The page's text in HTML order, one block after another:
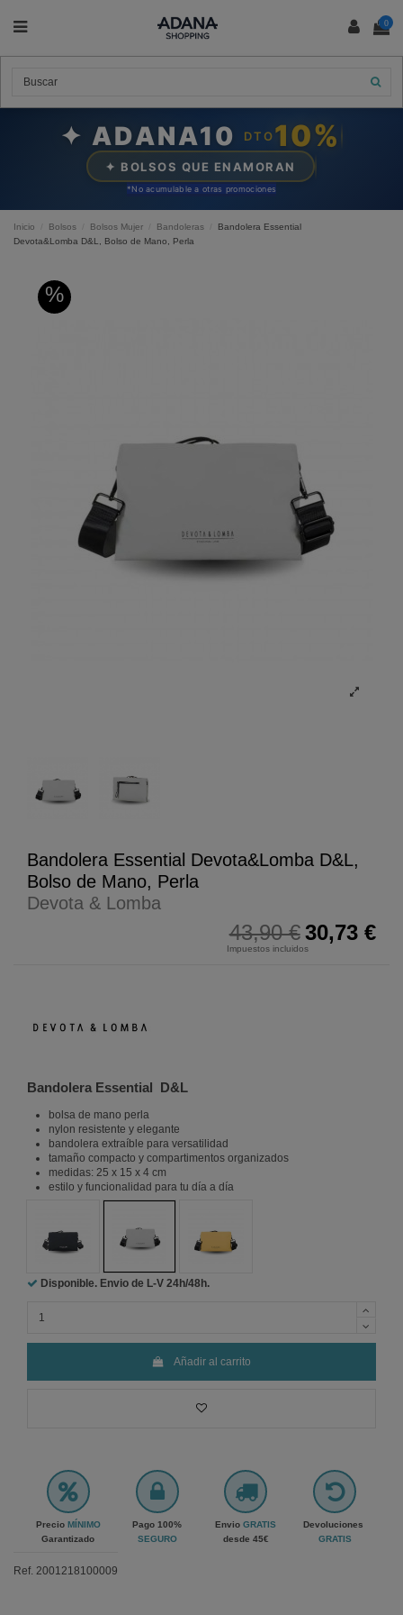
0
✦ ADANA10 DTO10%
✦ BOLSOS QUE ENAMORAN
*No acumulable a otras promociones
Inicio Bolsos Bolsos Mujer Bandoleras
Bandolera Essential
Devota&Lomba D&L, Bolso de Mano, Perla
%
Bandolera Essential Devota&Lomba D&L,
Bolso de Mano, Perla
Devota & Lomba
43,90 €30,73 €
Impuestos incluidos
Bandolera Essential D&L
bolsa de mano perla
nylon resistente y elegante
bandolera extraíble para versatilidad
tamaño compacto y compartimentos organizados
medidas: 25 x 15 x 4 cm
estilo y funcionalidad para tu día a día
Disponible. Envio de L-V 24h/48h.
Añadir al carrito
Precio MÍNIMO
Garantizado
Pago 100%
SEGURO
EnvioGRATIS
desde 45€
Devoluciones
GRATIS
Ref. 2001218100009